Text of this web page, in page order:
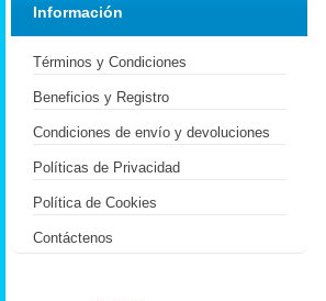
Información
Términos y Condiciones
Beneficios y Registro
Condiciones de envío y devoluciones
Políticas de Privacidad
Política de Cookies
Contáctenos